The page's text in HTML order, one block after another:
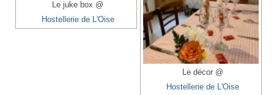
Le juke box @
Hostellerie de L'Oise
Le décor @
Hostellerie de L'Oise